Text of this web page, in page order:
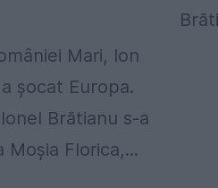
Mari, Ion
șocat Europa.
Brătianu s-a
Moșia Florica,...